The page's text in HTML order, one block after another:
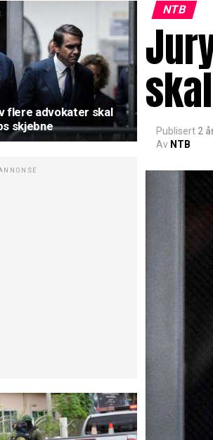
flere advokater skal
skjebne
NTB
Publisert 2
Av NTB